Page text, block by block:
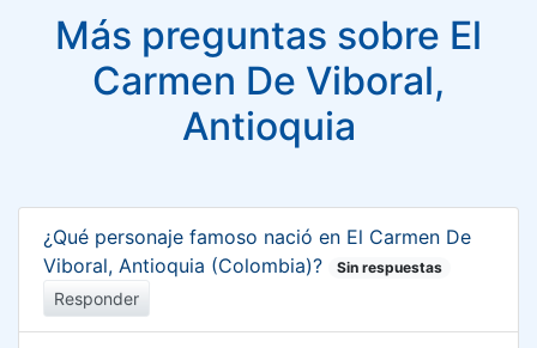
Más preguntas sobre El
Carmen De Viboral,
Antioquia
¿Qué personaje famoso nació en El Carmen De
Viboral, Antioquia (Colombia)?
Sin respuestas
Responder